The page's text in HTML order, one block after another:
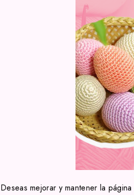
Deseas mejorar y mantener la página